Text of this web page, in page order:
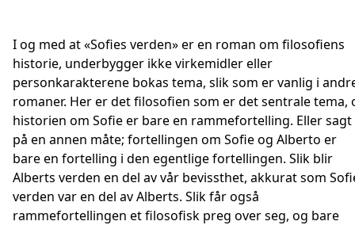
I og med at «Sofies verden» er en roman om filosofiens
historie, underbygger ikke virkemidler eller
personkarakterene bokas tema, slik som er vanlig i
romaner. Her er det filosofien som er det sentrale tema,
historien om Sofie er bare en rammefortelling. Eller sagt
på en annen måte; fortellingen om Sofie og Alberto er
bare en fortelling i den egentlige fortellingen. Slik blir
Alberts verden en del av vår bevissthet, akkurat som
verden var en del av Alberts. Slik får også
rammefortellingen et filosofisk preg over seg, og bare